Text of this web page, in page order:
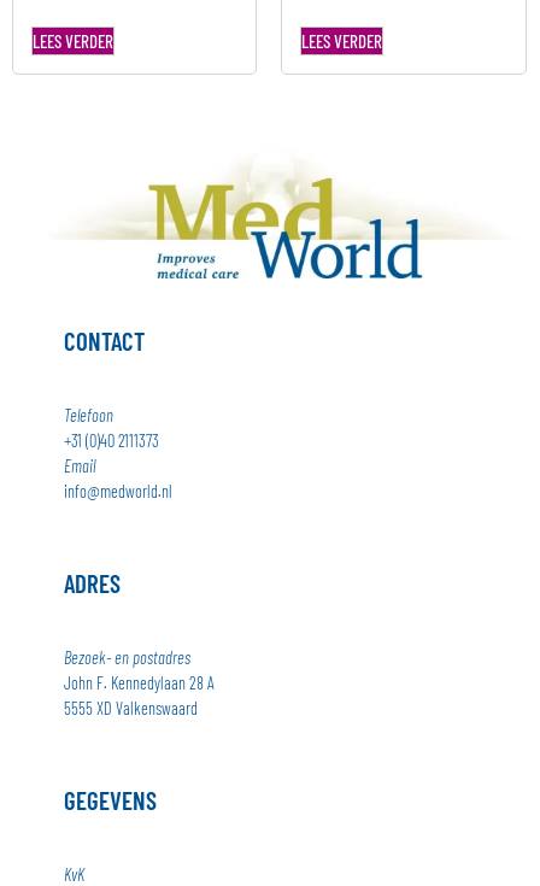
LEES VERDER LEES VERDER
CONTACT
Telefoon
+31 (0)40 2111373
Email
info@medworld.nl
ADRES
Bezoek- en postadres
John F. Kennedylaan 28 A
5555 XD Valkenswaard
GEGEVENS
KvK